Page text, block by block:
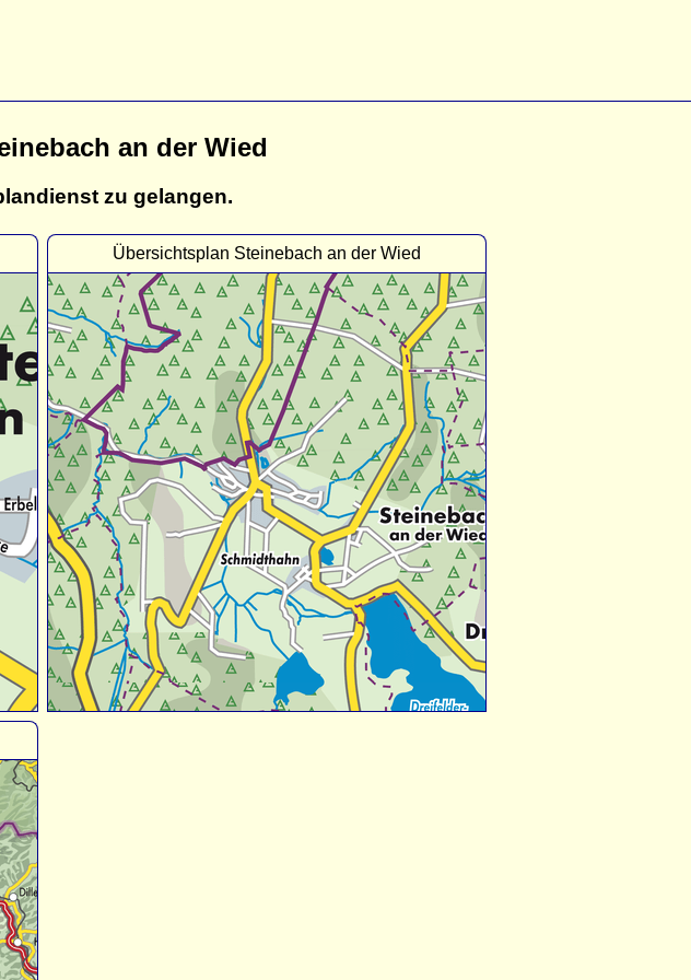
an der Wied
zu gelangen.
Übersichtsplan Steinebach an der Wied